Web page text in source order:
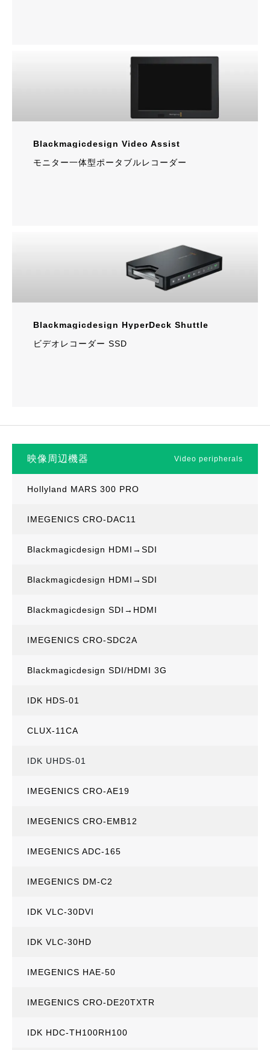
Blackmagicdesign Video Assist
モニター一体型ポータブルレコーダー
Blackmagicdesign HyperDeck Shuttle
ビデオレコーダー SSD
映像周辺機器 Video peripherals
Hollyland MARS 300 PRO
IMEGENICS CRO-DAC11
Blackmagicdesign HDMI→SDI
Blackmagicdesign HDMI→SDI
Blackmagicdesign SDI→HDMI
IMEGENICS CRO-SDC2A
Blackmagicdesign SDI/HDMI 3G
IDK HDS-01
CLUX-11CA
IDK UHDS-01
IMEGENICS CRO-AE19
IMEGENICS CRO-EMB12
IMEGENICS ADC-165
IMEGENICS DM-C2
IDK VLC-30DVI
IDK VLC-30HD
IMEGENICS HAE-50
IMEGENICS CRO-DE20TXTR
IDK HDC-TH100RH100